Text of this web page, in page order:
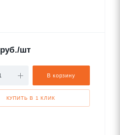
руб./шт
В корзину
КУПИТЬ В 1 КЛИК